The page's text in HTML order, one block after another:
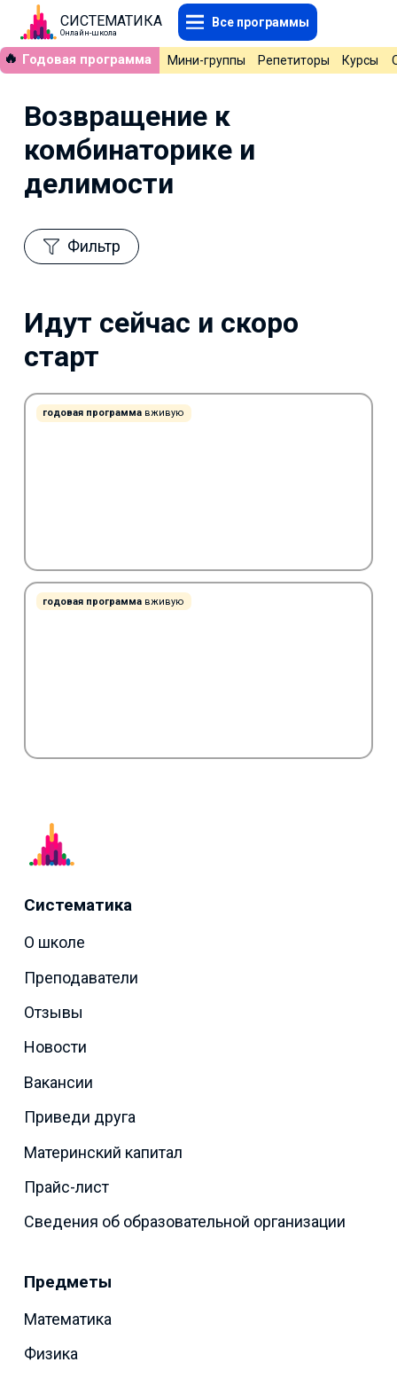
СИСТЕМАТИКА
Онлайн-школа
Все программы
🔥 Годовая программа Мини-группы Репетиторы Курсы
Возвращение к
комбинаторике и
делимости
Фильтр
Идут сейчас и скоро
старт
годовая программа вживую
годовая программа вживую
Систематика
О школе
Преподаватели
Отзывы
Новости
Вакансии
Приведи друга
Материнский капитал
Прайс-лист
Сведения об образовательной организации
Предметы
Математика
Физика